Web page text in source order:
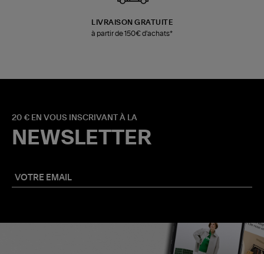
LIVRAISON GRATUITE
à partir de 150€ d'achats*
20 € EN VOUS INSCRIVANT À LA
NEWSLETTER